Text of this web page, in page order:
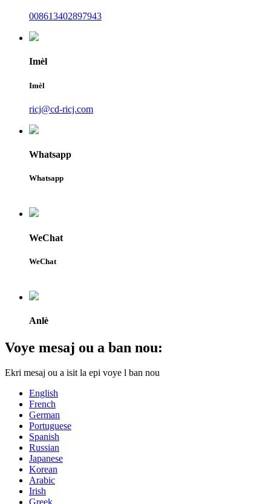
008613402897943
Imèl
Imèl
ricj@cd-ricj.com
Whatsapp
Whatsapp
WeChat
WeChat
Anlè
Voye mesaj ou a ban nou:
Ekri mesaj ou a isit la epi voye l ban nou
English
French
German
Portuguese
Spanish
Russian
Japanese
Korean
Arabic
Irish